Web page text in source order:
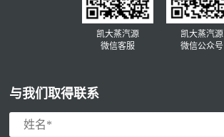
凯大蒸汽源
微信客服
凯大蒸汽源
微信公众号
与我们取得联系